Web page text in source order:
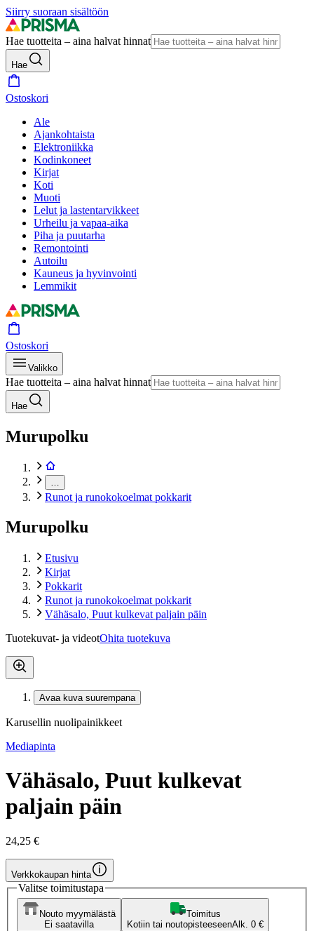
Siirry suoraan sisältöön
Hae tuotteita – aina halvat hinnat
Hae
Ostoskori
Ale
Ajankohtaista
Elektroniikka
Kodinkoneet
Kirjat
Koti
Muoti
Lelut ja lastentarvikkeet
Urheilu ja vapaa-aika
Piha ja puutarha
Remontointi
Autoilu
Kauneus ja hyvinvointi
Lemmikit
Ostoskori
Valikko
Hae tuotteita – aina halvat hinnat
Hae
Murupolku
Runot ja runokokoelmat pokkarit
Murupolku
Etusivu
Kirjat
Pokkarit
Runot ja runokokoelmat pokkarit
Vähäsalo, Puut kulkevat paljain päin
Tuotekuvat- ja videotOhita tuotekuva
Avaa kuva suurempana
Karusellin nuolipainikkeet
Mediapinta
Vähäsalo, Puut kulkevat
paljain päin
24,25 €
Verkkokaupan hinta
Valitse toimitustapa
Nouto myymälästä
Ei saatavilla
Toimitus
Kotiin tai noutopisteeseenAlk. 0 €